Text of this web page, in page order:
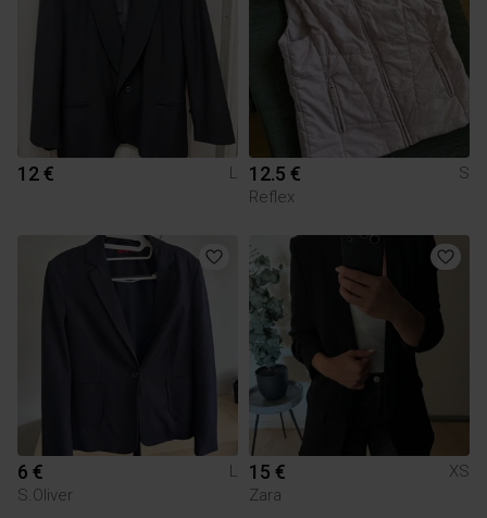
12 € L 12.5 €
S
Reflex
6 €
L
S.Oliver
15 €
XS
Zara